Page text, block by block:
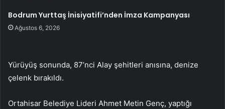
Bodrum Yurttaş İnisiyatifi’nden İmza Kampanyası
Ağustos 6, 2026
Yürüyüş sonunda, 87’nci Alay şehitleri anısına, denize
çelenk bırakıldı.
Ortahisar Belediye Lideri Ahmet Metin Genç, yaptığı